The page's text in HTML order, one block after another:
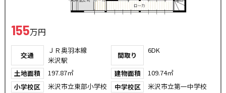
155万円
交通
ＪＲ奥羽本線
米沢駅
間取り
6DK
土地面積 197.87㎡ 建物面積
109.74㎡
小学校区
米沢市立東部小学校 中学校区
米沢市立第一中学校